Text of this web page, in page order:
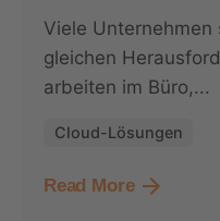
Viele
gleichen
arbeiten im Büro,...
Cloud-Lösungen
Read More